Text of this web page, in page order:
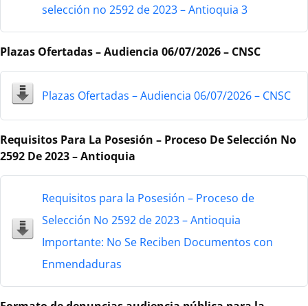
selección no 2592 de 2023 – Antioquia 3
Plazas Ofertadas – Audiencia 06/07/2026 – CNSC
Plazas Ofertadas – Audiencia 06/07/2026 – CNSC
Requisitos Para La Posesión – Proceso De Selección No
2592 De 2023 – Antioquia
Requisitos para la Posesión – Proceso de
Selección No 2592 de 2023 – Antioquia
Importante: No Se Reciben Documentos con
Enmendaduras